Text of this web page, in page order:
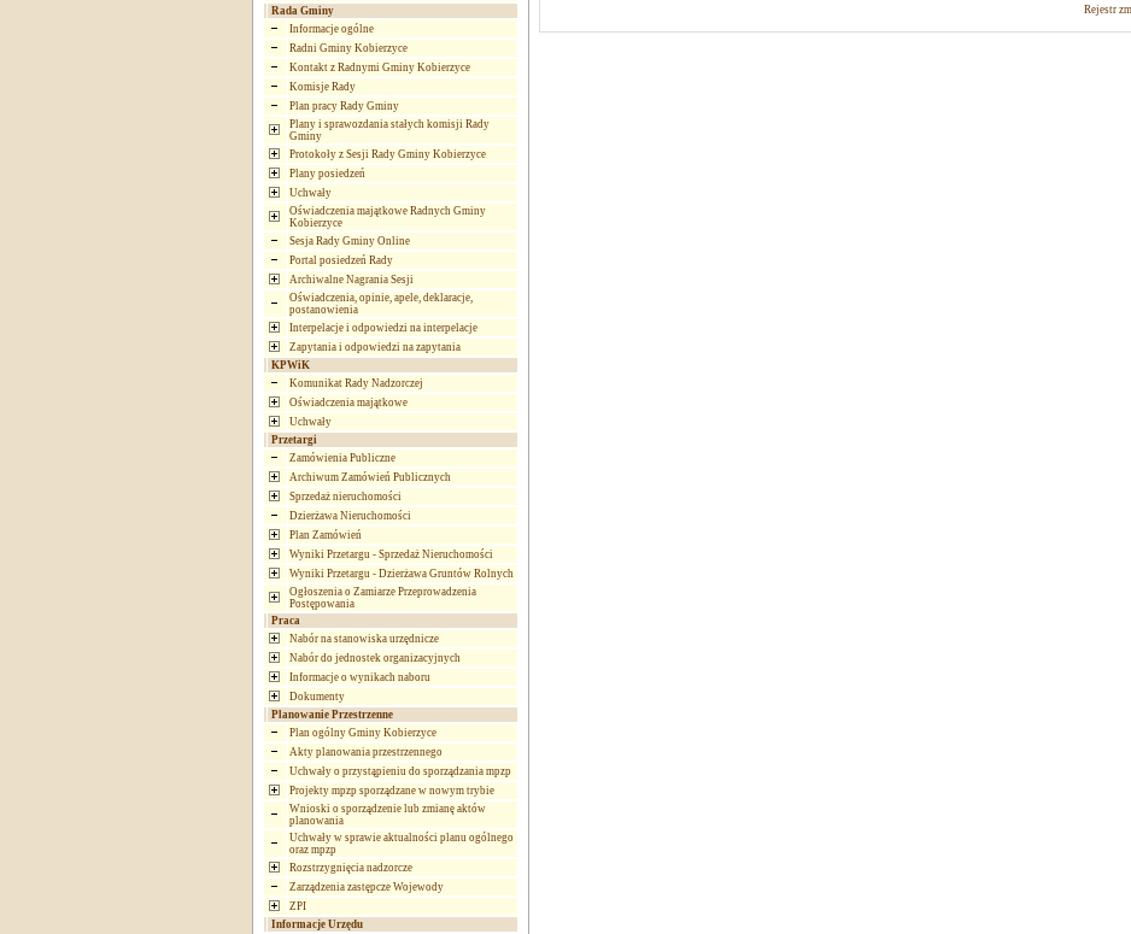
Rada Gminy
Informacje ogólne
Radni Gminy Kobierzyce
Kontakt z Radnymi Gminy Kobierzyce
Komisje Rady
Plan pracy Rady Gminy
Plany i sprawozdania stałych komisji Rady
Gminy
Protokoły z Sesji Rady Gminy Kobierzyce
Plany posiedzeń
Uchwały
Oświadczenia majątkowe Radnych Gminy
Kobierzyce
Sesja Rady Gminy Online
Portal posiedzeń Rady
Archiwalne Nagrania Sesji
Oświadczenia, opinie, apele, deklaracje,
postanowienia
Interpelacje i odpowiedzi na interpelacje
Zapytania i odpowiedzi na zapytania
KPWiK
Komunikat Rady Nadzorczej
Oświadczenia majątkowe
Uchwały
Przetargi
Zamówienia Publiczne
Archiwum Zamówień Publicznych
Sprzedaż nieruchomości
Dzierżawa Nieruchomości
Plan Zamówień
Wyniki Przetargu - Sprzedaż Nieruchomości
Wyniki Przetargu - Dzierżawa Gruntów Rolnych
Ogłoszenia o Zamiarze Przeprowadzenia
Postępowania
Praca
Nabór na stanowiska urzędnicze
Nabór do jednostek organizacyjnych
Informacje o wynikach naboru
Dokumenty
Planowanie Przestrzenne
Plan ogólny Gminy Kobierzyce
Akty planowania przestrzennego
Uchwały o przystąpieniu do sporządzania mpzp
Projekty mpzp sporządzane w nowym trybie
Wnioski o sporządzenie lub zmianę aktów
planowania
Uchwały w sprawie aktualności planu ogólnego
oraz mpzp
Rozstrzygnięcia nadzorcze
Zarządzenia zastępcze Wojewody
ZPI
Informacje Urzędu
Rejestr